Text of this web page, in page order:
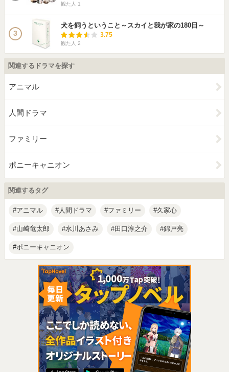
観た人 1
3
犬を飼うということ～スカイと我が家の180日～
3.75
観た人 2
関連するドラマを探す
アニマル
人間ドラマ
ファミリー
ポニーキャニオン
関連するタグ
アニマル 人間ドラマ ファミリー 久家心
山崎竜太郎 水川あさみ 田口淳之介 錦戸亮
ポニーキャニオン